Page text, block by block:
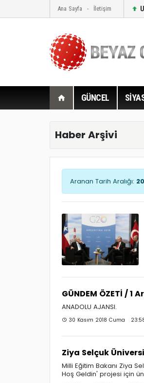
Ana Sayfa İletişim
GÜNCEL
Haber Arşivi
Aranan Tarih Aralığı:
GÜNDEM ÖZETİ / 1
ANADOLU AJANSI.
30 Kasım 2018 Cuma
Ziya Selçuk
Milli Eğitim Bakanı Ziya
Hoş Geldin' projesi için